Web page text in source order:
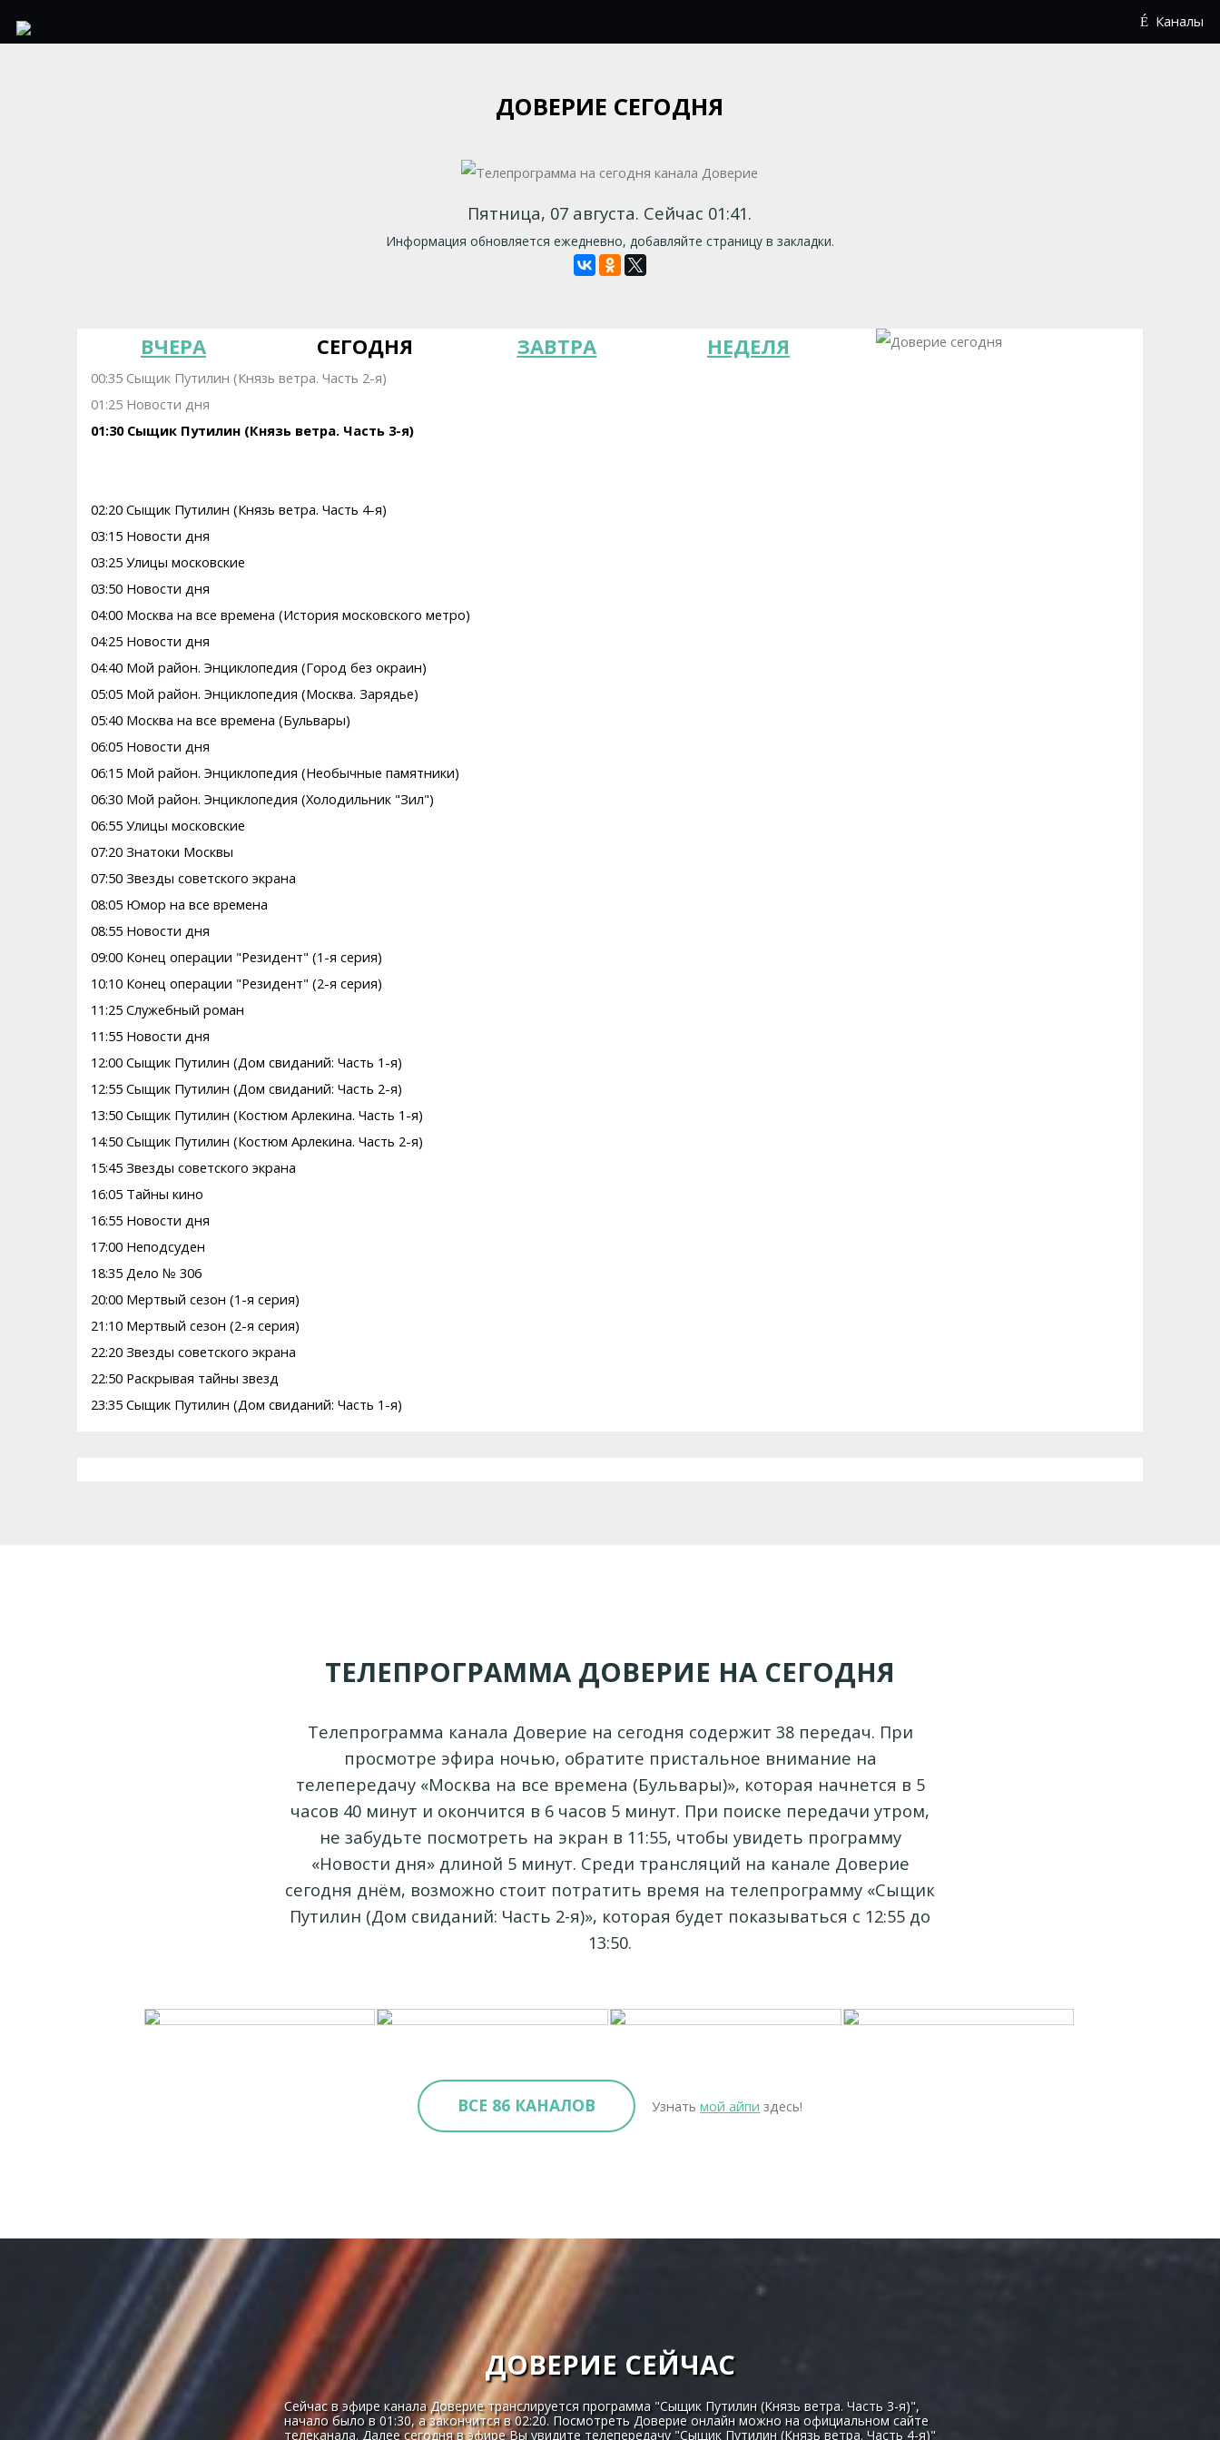
Каналы
ДОВЕРИЕ СЕГОДНЯ
Пятница, 07 августа. Сейчас 01:41.
Информация обновляется ежедневно, добавляйте страницу в закладки.
ВЧЕРА СЕГОДНЯ ЗАВТРА НЕДЕЛЯ
00:35 Сыщик Путилин (Князь ветра. Часть 2-я)
01:25 Новости дня
01:30 Сыщик Путилин (Князь ветра. Часть 3-я)
02:20 Сыщик Путилин (Князь ветра. Часть 4-я)
03:15 Новости дня
03:25 Улицы московские
03:50 Новости дня
04:00 Москва на все времена (История московского метро)
04:25 Новости дня
04:40 Мой район. Энциклопедия (Город без окраин)
05:05 Мой район. Энциклопедия (Москва. Зарядье)
05:40 Москва на все времена (Бульвары)
06:05 Новости дня
06:15 Мой район. Энциклопедия (Необычные памятники)
06:30 Мой район. Энциклопедия (Холодильник "Зил")
06:55 Улицы московские
07:20 Знатоки Москвы
07:50 Звезды советского экрана
08:05 Юмор на все времена
08:55 Новости дня
09:00 Конец операции "Резидент" (1-я серия)
10:10 Конец операции "Резидент" (2-я серия)
11:25 Служебный роман
11:55 Новости дня
12:00 Сыщик Путилин (Дом свиданий: Часть 1-я)
12:55 Сыщик Путилин (Дом свиданий: Часть 2-я)
13:50 Сыщик Путилин (Костюм Арлекина. Часть 1-я)
14:50 Сыщик Путилин (Костюм Арлекина. Часть 2-я)
15:45 Звезды советского экрана
16:05 Тайны кино
16:55 Новости дня
17:00 Неподсуден
18:35 Дело № 306
20:00 Мертвый сезон (1-я серия)
21:10 Мертвый сезон (2-я серия)
22:20 Звезды советского экрана
22:50 Раскрывая тайны звезд
23:35 Сыщик Путилин (Дом свиданий: Часть 1-я)
ТЕЛЕПРОГРАММА ДОВЕРИЕ НА СЕГОДНЯ
Телепрограмма канала Доверие на сегодня содержит 38 передач. При
просмотре эфира ночью, обратите пристальное внимание на
телепередачу «Москва на все времена (Бульвары)», которая начнется в 5
часов 40 минут и окончится в 6 часов 5 минут. При поиске передачи утром,
не забудьте посмотреть на экран в 11:55, чтобы увидеть программу
«Новости дня» длиной 5 минут. Среди трансляций на канале Доверие
сегодня днём, возможно стоит потратить время на телепрограмму «Сыщик
Путилин (Дом свиданий: Часть 2-я)», которая будет показываться с 12:55 до
13:50.
ВСЕ 86 КАНАЛОВ Узнатьмой айпи здесь!
ДОВЕРИЕ СЕЙЧАС
Сейчас в эфире канала Доверие транслируется программа "Сыщик Путилин (Князь ветра. Часть 3-я)",
начало было в 01:30, а закончится в 02:20. Посмотреть Доверие онлайн можно на официальном сайте
телеканала. Далее сегодня в эфире Вы увидите телепередачу "Сыщик Путилин (Князь ветра. Часть 4-я)"